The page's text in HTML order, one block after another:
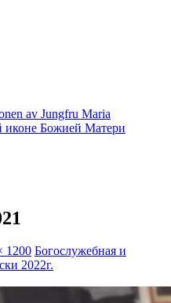
av Jungfru Maria
иконе Божией Матери
1200 Богослужебная и
2022г.